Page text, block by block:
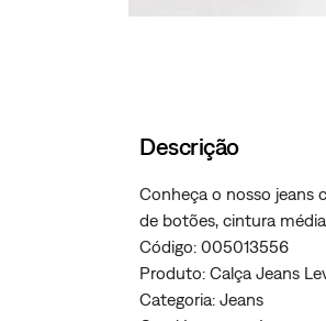
Descrição
Conheça o nosso jeans
de botões, cintura
Código: 005013556
Produto: Calça Jeans
Categoria: Jeans